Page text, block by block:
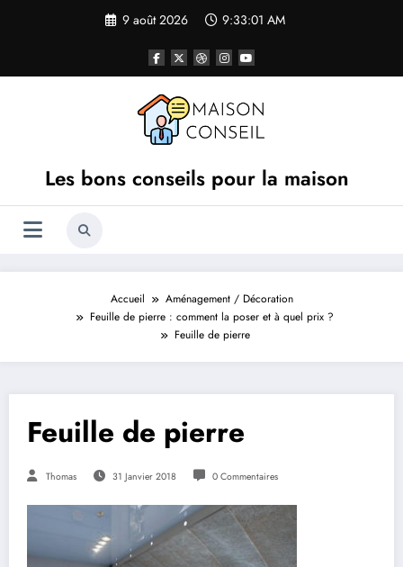
9 août 2026 9:33:01 AM
Les bons conseils pour la maison
Accueil
Aménagement / Décoration
Feuille de pierre : comment la poser et à quel prix ?
Feuille de pierre
Feuille de pierre
Thomas 31 Janvier 2018 0 Commentaires